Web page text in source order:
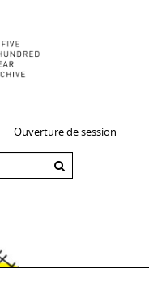
Ouverture de session